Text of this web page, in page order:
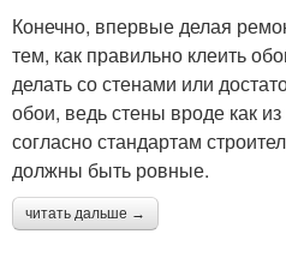
Конечно, впервые делая
тем, как правильно клеить
делать со стенами или
обои, ведь стены вроде как
согласно стандартам
должны быть ровные.
читать дальше →